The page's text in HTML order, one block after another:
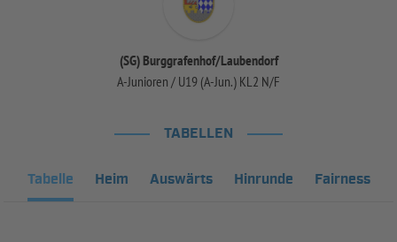
(SG) Burggrafenhof/Laubendorf
A-Junioren / U19 (A-Jun.) KL2 N/F
TABELLEN
Tabelle Heim Auswärts Hinrunde Fairness